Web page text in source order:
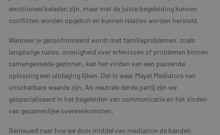
emotioneel beladen zijn, maar met de juiste begeleiding kunnen
conflicten worden opgelost en kunnen relaties worden hersteld.
Wanneer je geconfronteerd wordt met familieproblemen, zoals
langdurige ruzies, onenigheid over erfenissen of problemen binnen
samengestelde gezinnen, kan het vinden van een passende
oplossing een uitdaging lijken. Dat is waar Mayet Mediators van
onschatbare waarde zijn. Als neutrale derde partij zijn we
gespecialiseerd in het begeleiden van communicatie en het vinden
van gezamenlijke overeenkomsten.
Benieuwd naar hoe we door middel van mediation de banden